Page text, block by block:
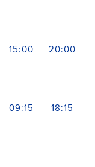
15:00 20:00
09:15 18:15